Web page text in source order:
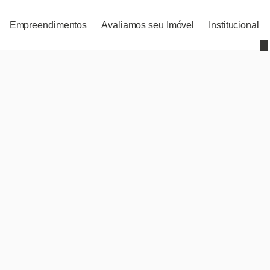
Institucional
Avaliamos seu Imóvel
Empreendimentos